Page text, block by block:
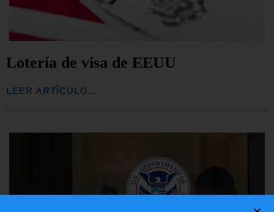
Lotería de visa de EEUU
LEER ARTÍCULO...